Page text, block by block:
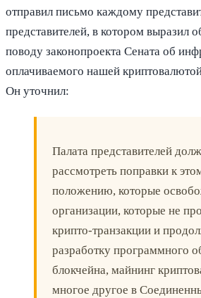
отправил письмо каждому
представителей, в котором выразил
поводу законопроекта Сената об
оплачиваемого нашей
Он уточнил:
Палата представителей
рассмотреть поправки к
положению, которые
организации, которые не
крипто-транзакции и
разработку программного
блокчейна, майнинг
многое другое в